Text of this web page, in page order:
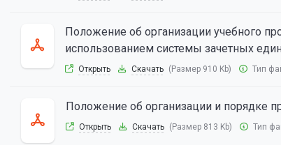
Положение об организации учебного
использованием системы зачетных
Открыть Скачать (Размер 910 Kb) Тип
Положение об организации и порядке
Открыть Скачать (Размер 813 Kb) Тип